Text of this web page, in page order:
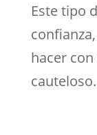
Este tipo
hacer
cauteloso.